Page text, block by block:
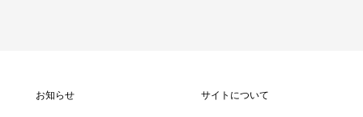
お知らせ サイトについて